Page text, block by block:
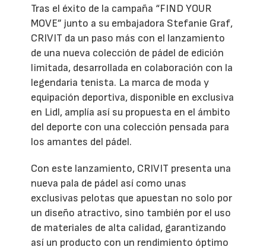
Tras el éxito de la campaña “FIND YOUR
MOVE” junto a su embajadora Stefanie Graf,
CRIVIT da un paso más con el lanzamiento
de una nueva colección de pádel de edición
limitada, desarrollada en colaboración con la
legendaria tenista. La marca de moda y
equipación deportiva, disponible en exclusiva
en Lidl, amplía así su propuesta en el ámbito
del deporte con una colección pensada para
los amantes del pádel.
Con este lanzamiento, CRIVIT presenta una
nueva pala de pádel así como unas
exclusivas pelotas que apuestan no solo por
un diseño atractivo, sino también por el uso
de materiales de alta calidad, garantizando
así un producto con un rendimiento óptimo